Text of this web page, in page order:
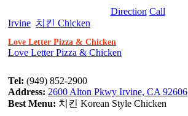
Direction Call
Irvine 치킨 Chicken
Love Letter Pizza & Chicken
Love Letter Pizza & Chicken
Tel: (949) 852-2900
Address: 2600 Alton Pkwy Irvine, CA 92606
Best Menu: 치킨 Korean Style Chicken